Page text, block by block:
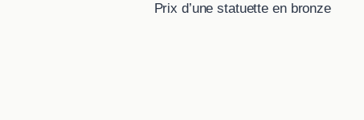
de
Prix d’une statuette en bronze